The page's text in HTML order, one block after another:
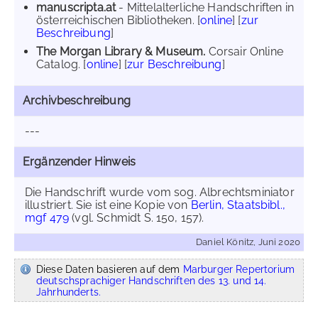
manuscripta.at- Mittelalterliche Handschriften in
österreichischen Bibliotheken. [online] [zur
Beschreibung]
The Morgan Library & Museum. Corsair Online
Catalog. [online] [zur Beschreibung]
Archivbeschreibung
---
Ergänzender Hinweis
Die Handschrift wurde vom sog. Albrechtsminiator
illustriert. Sie ist eine Kopie von Berlin, Staatsbibl.,
mgf 479 (vgl. Schmidt S. 150, 157).
Daniel Könitz, Juni 2020
Diese Daten basieren auf dem Marburger Repertorium
deutschsprachiger Handschriften des 13. und 14.
Jahrhunderts.